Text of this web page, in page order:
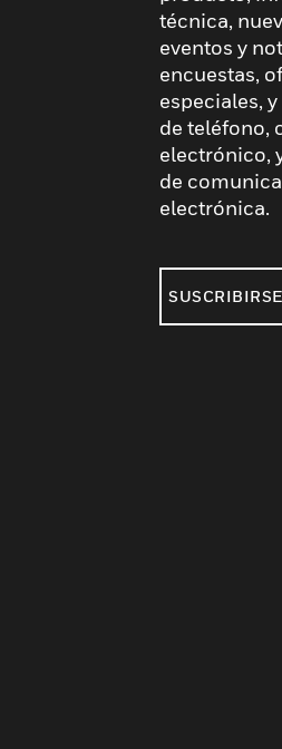
técnica,
eventos y
encuestas,
especiales,
de teléfono,
electrónico,
de
electrónica.
SUSCRIBIRSE